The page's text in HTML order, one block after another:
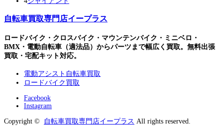
自転車買取専門店イープラス
ロードバイク・クロスバイク・マウンテンバイク・ミニベロ・
BMX・電動自転車（適法品）からパーツまで幅広く買取。無料出張
買取・宅配キット対応。
電動アシスト自転車買取
ロードバイク買取
Facebook
Instagram
Copyright © 自転車買取専門店イープラス All rights reserved.